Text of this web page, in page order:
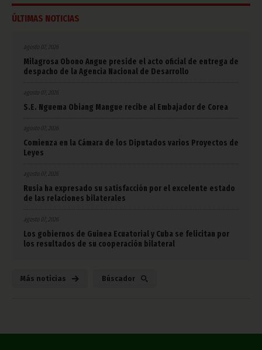
ÚLTIMAS NOTICIAS
agosto 07, 2026
Milagrosa Obono Angue preside el acto oficial de entrega de
despacho de la Agencia Nacional de Desarrollo
agosto 07, 2026
S.E. Nguema Obiang Mangue recibe al Embajador de Corea
agosto 07, 2026
Comienza en la Cámara de los Diputados varios Proyectos de
Leyes
agosto 07, 2026
Rusia ha expresado su satisfacción por el excelente estado
de las relaciones bilaterales
agosto 07, 2026
Los gobiernos de Guinea Ecuatorial y Cuba se felicitan por
los resultados de su cooperación bilateral
Más noticias Búscador